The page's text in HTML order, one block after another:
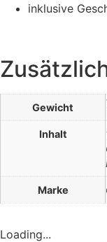
inklusive
Gewicht
Inhalt
Marke
Loading...